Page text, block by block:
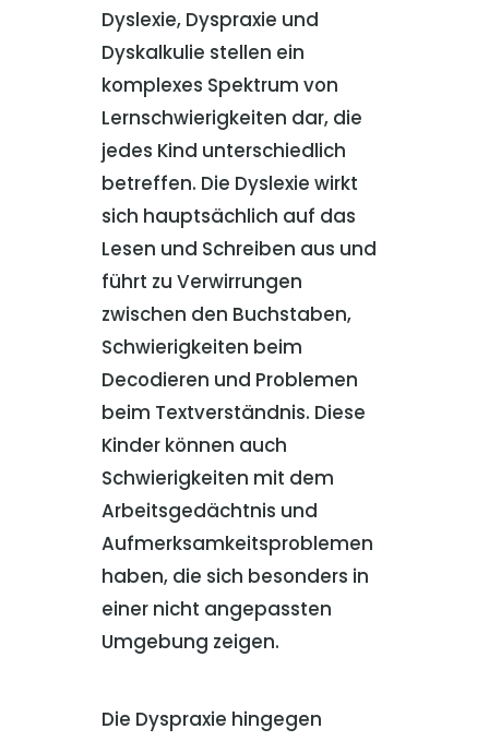
Dyslexie, Dyspraxie und
Dyskalkulie stellen ein
komplexes Spektrum von
Lernschwierigkeiten dar, die
jedes Kind unterschiedlich
betreffen. Die Dyslexie wirkt
sich hauptsächlich auf das
Lesen und Schreiben aus und
führt zu Verwirrungen
zwischen den Buchstaben,
Schwierigkeiten beim
Decodieren und Problemen
beim Textverständnis. Diese
Kinder können auch
Schwierigkeiten mit dem
Arbeitsgedächtnis und
Aufmerksamkeitsproblemen
haben, die sich besonders in
einer nicht angepassten
Umgebung zeigen.
Die Dyspraxie hingegen